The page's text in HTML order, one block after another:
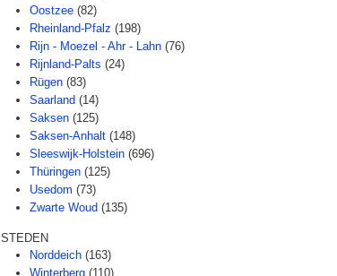
Oostzee (82)
Rheinland-Pfalz (198)
Rijn - Moezel - Ahr - Lahn (76)
Rijnland-Palts (24)
Rügen (83)
Saarland (14)
Saksen (125)
Saksen-Anhalt (148)
Sleeswijk-Holstein (696)
Thüringen (125)
Usedom (73)
Zwarte Woud (135)
STEDEN
Norddeich (163)
Winterberg (110)